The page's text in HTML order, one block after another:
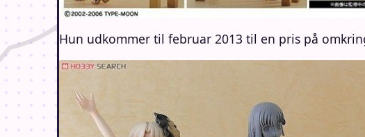
Hun udkommer til februar 2013 til en pris på